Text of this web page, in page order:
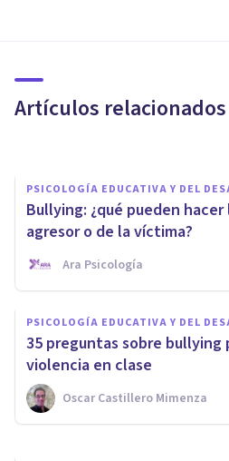
Artículos relacionados
y la educación
PSICOLOGÍA EDUCATIVA Y DEL
Bullying: ¿qué pueden
agresor o de la víctima?
Ara Psicología
PSICOLOGÍA EDUCATIVA Y DEL
35 preguntas sobre
violencia en clase
Oscar Castillero Mimenza
El método KiVa,
está acabando
Bertrand Regader